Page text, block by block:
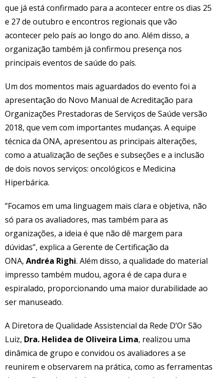
que já está confirmado para a acontecer entre os dias 25
e 27 de outubro e encontros regionais que vão
acontecer pelo país ao longo do ano. Além disso, a
organização também já confirmou presença nos
principais eventos de saúde do país.
Um dos momentos mais aguardados do evento foi a
apresentação do Novo Manual de Acreditação para
Organizações Prestadoras de Serviços de Saúde versão
2018, que vem com importantes mudanças. A equipe
técnica da ONA, apresentou as principais alterações,
como a atualização de seções e subseções e a inclusão
de dois novos serviços: oncológicos e Medicina
Hiperbárica.
”Focamos em uma linguagem mais clara e objetiva, não
só para os avaliadores, mas também para as
organizações, a ideia é que não dê margem para
dúvidas”, explica a Gerente de Certificação da
ONA, Andréa Righi. Além disso, a qualidade do material
impresso também mudou, agora é de capa dura e
espiralado, proporcionando uma maior durabilidade ao
ser manuseado.
A Diretora de Qualidade Assistencial da Rede D’Or São
Luiz, Dra. Helidea de Oliveira Lima, realizou uma
dinâmica de grupo e convidou os avaliadores a se
reunirem e observarem na prática, como as ferramentas